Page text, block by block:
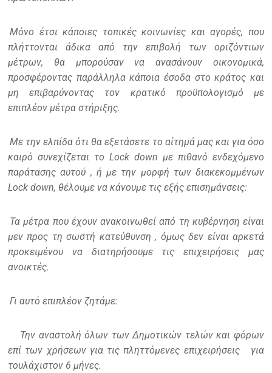
Μόνο έτσι κάποιες τοπικές κοινωνίες και αγορές, που
πλήττονται άδικα από την επιβολή των οριζόντιων
μέτρων, θα μπορούσαν να ανασάνουν οικονομικά,
προσφέροντας παράλληλα κάποια έσοδα στο κράτος και
μη επιβαρύνοντας τον κρατικό προϋπολογισμό με
επιπλέον μέτρα στήριξης.
Με την ελπίδα ότι θα εξετάσετε το αίτημά μας και για όσο
καιρό συνεχίζεται το Lock down με πιθανό ενδεχόμενο
παράτασης αυτού , ή με την μορφή των διακεκομμένων
Lock down, θέλουμε να κάνουμε τις εξής επισημάνσεις:
Τα μέτρα που έχουν ανακοινωθεί από τη κυβέρνηση είναι
μεν προς τη σωστή κατεύθυνση , όμως δεν είναι αρκετά
προκειμένου να διατηρήσουμε τις επιχειρήσεις μας
ανοικτές.
Γι αυτό επιπλέον ζητάμε:
Την αναστολή όλων των Δημοτικών τελών και φόρων
επί των χρήσεων για τις πληττόμενες επιχειρήσεις
για
τουλάχιστον 6 μήνες.